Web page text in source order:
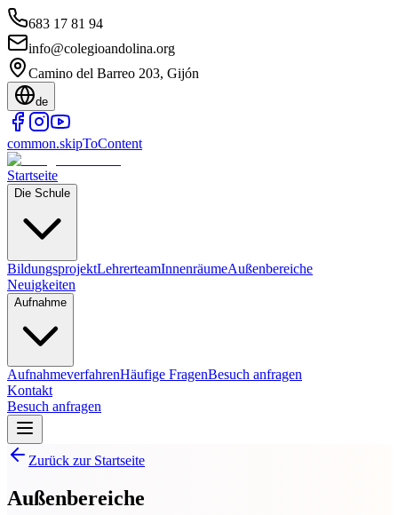
683 17 81 94
info@colegioandolina.org
Camino del Barreo 203, Gijón
de
common.skipToContent
Startseite
Die Schule
BildungsprojektLehrerteamInnenräumeAußenbereiche
Neuigkeiten
Aufnahme
AufnahmeverfahrenHäufige FragenBesuch anfragen
Kontakt
Besuch anfragen
Zurück zur Startseite
Außenbereiche